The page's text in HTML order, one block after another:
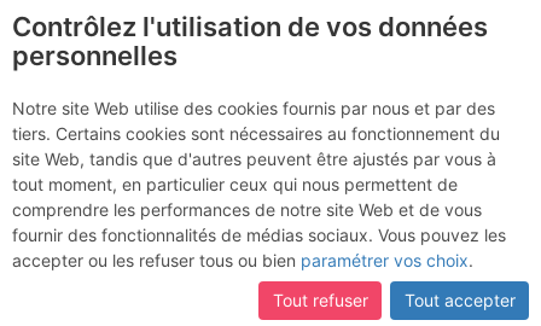
La traversée - L2
Activités
Date/heure
16 oct. 2012 14:04
Contributeur
Souri7
individuel (CC by-nc-nd)
NIKON COOLPIX L19
Contrôlez l'utilisation de vos données
personnelles
Notre site Web utilise des cookies fournis par nous et par des
tiers. Certains cookies sont nécessaires au fonctionnement du
site Web, tandis que d'autres peuvent être ajustés par vous à
tout moment, en particulier ceux qui nous permettent de
comprendre les performances de notre site Web et de vous
fournir des fonctionnalités de médias sociaux. Vous pouvez les
accepter ou les refuser tous ou bien paramétrer vos choix.
Tout refuser
Tout accepter